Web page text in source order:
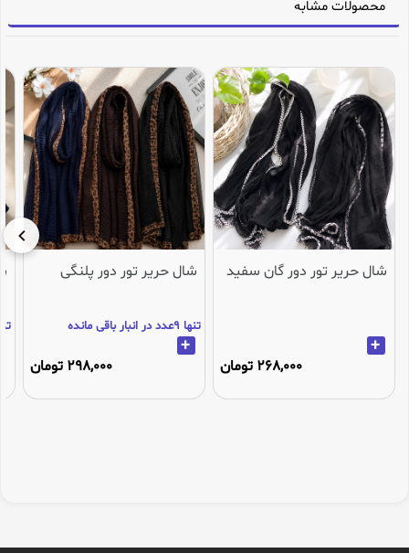
محصولات مشابه
شال حریر تور دور گان سفید
+
268,000 تومان
شال حریر تور دور پلنگی
تنها 9عدد در انبار باقی مانده
+
298,000 تومان
تنها 3عدد